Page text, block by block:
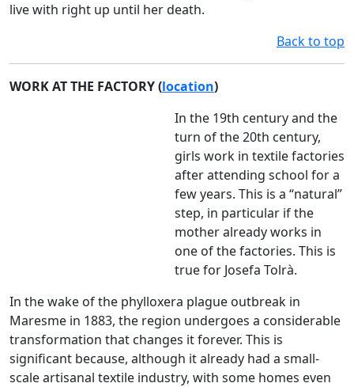
live with right up until her death.
Back to top
WORK AT THE FACTORY (location)
In the 19th century and the
turn of the 20th century,
girls work in textile factories
after attending school for a
few years. This is a “natural”
step, in particular if the
mother already works in
one of the factories. This is
true for Josefa Tolrà.
In the wake of the phylloxera plague outbreak in
Maresme in 1883, the region undergoes a considerable
transformation that changes it forever. This is
significant because, although it already had a small-
scale artisanal textile industry, with some homes even